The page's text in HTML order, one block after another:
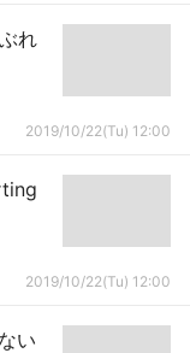
れ
2019/10/22(Tu) 12:00
2019/10/22(Tu) 12:00
い